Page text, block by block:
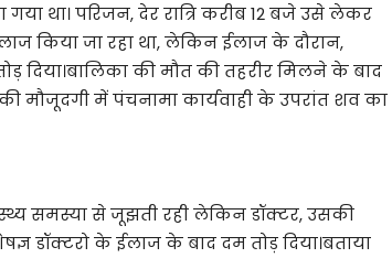
था। परिजन, देर रात्रि करीब 12 बजे उसे लेकर
किया जा रहा था, लेकिन ईलाज के दौरान,
की मौत की तहरीर मिलने के बाद
मौजूदगी में पंचनामा कार्यवाही के उपरांत शव का
समस्या से जूझती रही लेकिन डॉक्टर, उसकी
डॉक्टरो के ईलाज के बाद दम तोड़ दिया।बताया